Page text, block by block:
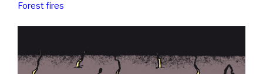
Forest fires